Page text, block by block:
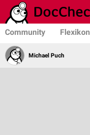
Community Flexikon
Michael Puch